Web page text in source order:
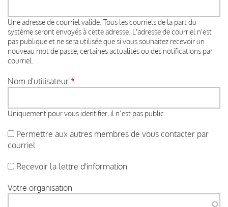
Une adresse de courriel valide. Tous les courriels de la part du
système seront envoyés à cette adresse. L'adresse de courriel n'est
pas publique et ne sera utilisée que si vous souhaitez recevoir un
nouveau mot de passe, certaines actualités ou des notifications par
courriel.
Nom d'utilisateur
Uniquement pour vous identifier, il n’est pas public.
Permettre aux autres membres de vous contacter par
courriel
Recevoir la lettre d'information
Votre organisation